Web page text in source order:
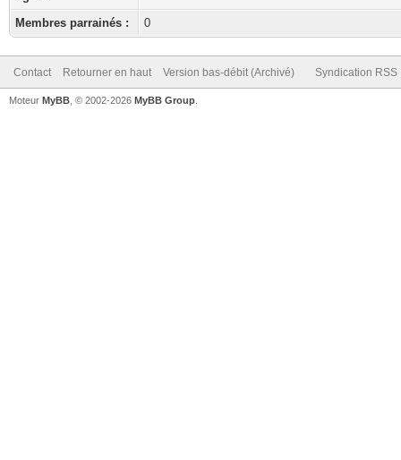
Membres parrainés : 0
Contact Retourner en haut Version bas-débit (Archivé) Syndication RSS
Moteur MyBB , © 2002-2026 MyBB Group